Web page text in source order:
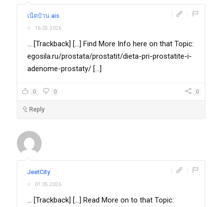
เน็ตบ้าน ais
16.05.2026
... [Trackback] [...] Find More Info here on that Topic:
egosila.ru/prostata/prostatit/dieta-pri-prostatite-i-
adenome-prostaty/ [...]
0 0 0
Reply
JeetCity
01.05.2026
... [Trackback] [...] Read More on to that Topic: